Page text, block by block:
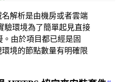
解析是由機房或者雲端
驗環境為了簡單起見直接
。由於項目都已經是固
境的節點數量有明確限